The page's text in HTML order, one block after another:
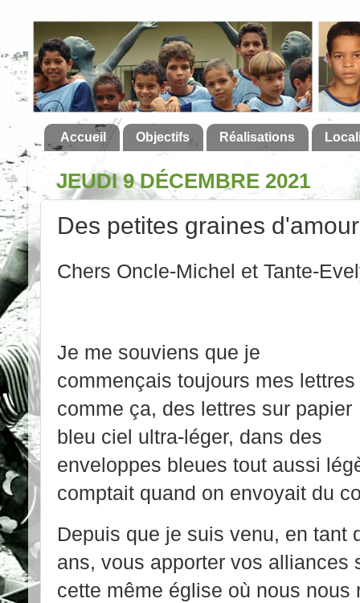
Accueil Objectifs Réalisations
JEUDI 9 DÉCEMBRE 2021
Des petites graines d'amour
Chers Oncle-Michel et Tante-
Je me souviens que je
commençais toujours mes lettres
comme ça, des lettres sur papier
bleu ciel ultra-léger, dans des
enveloppes bleues tout aussi
comptait quand on envoyait du
Depuis que je suis venu, en tant
ans, vous apporter vos alliances
cette même église où nous nous